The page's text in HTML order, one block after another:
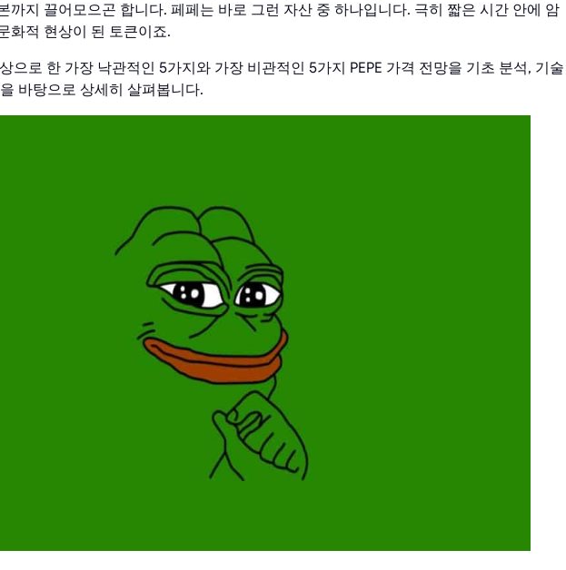
까지 끌어모으곤 합니다. 페페는 바로 그런 자산 중 하나입니다. 극히 짧은 시간 안에 암
화적 현상이 된 토큰이죠.
으로 한 가장 낙관적인 5가지와 가장 비관적인 5가지 PEPE 가격 전망을 기초 분석, 기술
바탕으로 상세히 살펴봅니다.